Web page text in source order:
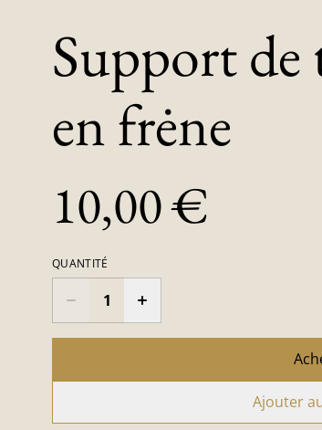
Support de
en frėne
10,00 €
QUANTITÉ
Ajouter